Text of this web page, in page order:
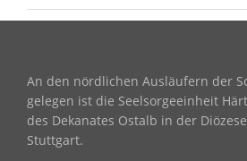
An den nördlichen Ausläufern der
gelegen ist die Seelsorgeeinheit
des Dekanates Ostalb in der
Stuttgart.